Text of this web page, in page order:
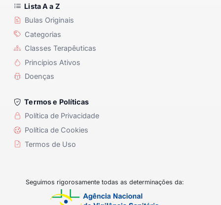
Lista A a Z
Bulas Originais
Categorias
Classes Terapêuticas
Princípios Ativos
Doenças
Termos e Políticas
Política de Privacidade
Política de Cookies
Termos de Uso
Seguimos rigorosamente todas as determinações da: